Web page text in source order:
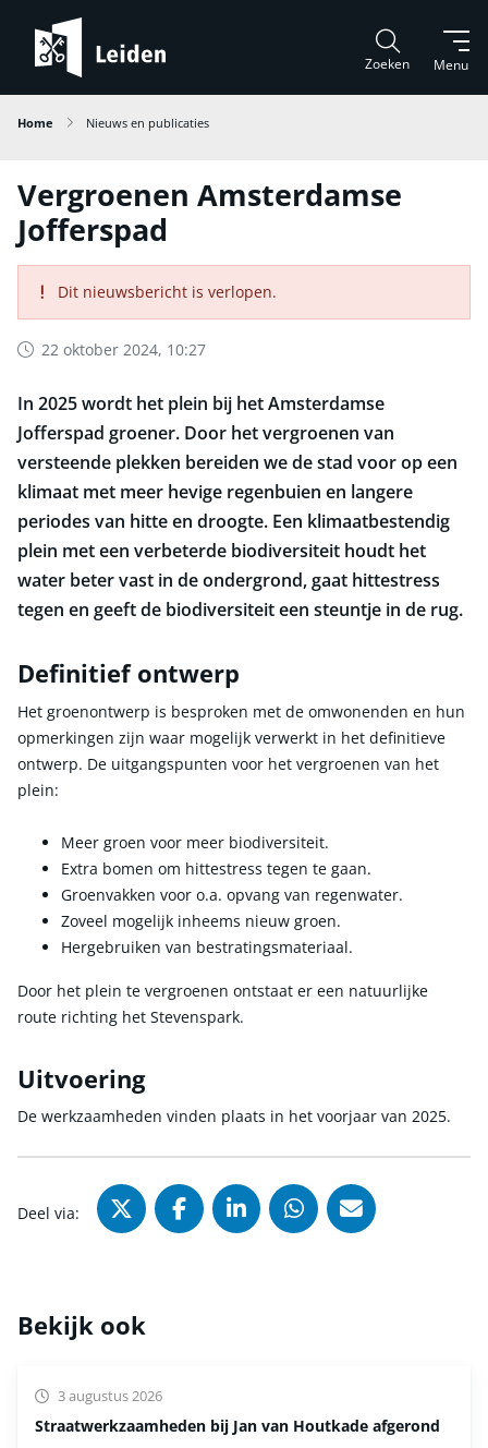
Menu
Zoeken
Home Nieuws en publicaties
Vergroenen Amsterdamse
Jofferspad
Dit nieuwsbericht is verlopen.
22 oktober 2024, 10:27
In 2025 wordt het plein bij het Amsterdamse
Jofferspad groener. Door het vergroenen van
versteende plekken bereiden we de stad voor op een
klimaat met meer hevige regenbuien en langere
periodes van hitte en droogte. Een klimaatbestendig
plein met een verbeterde biodiversiteit houdt het
water beter vast in de ondergrond, gaat hittestress
tegen en geeft de biodiversiteit een steuntje in de rug.
Definitief ontwerp
Het groenontwerp is besproken met de omwonenden en hun
opmerkingen zijn waar mogelijk verwerkt in het definitieve
ontwerp. De uitgangspunten voor het vergroenen van het
plein:
Meer groen voor meer biodiversiteit.
Extra bomen om hittestress tegen te gaan.
Groenvakken voor o.a. opvang van regenwater.
Zoveel mogelijk inheems nieuw groen.
Hergebruiken van bestratingsmateriaal.
Door het plein te vergroenen ontstaat er een natuurlijke
route richting het Stevenspark.
Uitvoering
De werkzaamheden vinden plaats in het voorjaar van 2025.
Deel via: Deel via X (Twitter), opent in
Deel via Facebook, opent
Deel via LinkedIn,
Deel viaDeel via
Bekijk ook
Straatwerkzaamheden bij Jan van Houtkade afgerond
3 augustus 2026